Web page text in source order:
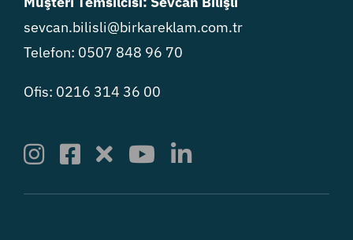
sevcan.bilisli@birkareklam.com.tr
Telefon: 0507 848 96 70
Ofis: 0216 314 36 00